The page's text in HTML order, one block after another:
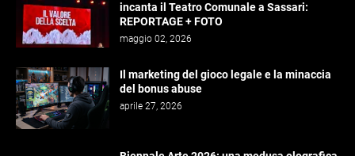
incanta il Teatro Comunale a Sassari:
REPORTAGE + FOTO
maggio 02, 2026
Il marketing del gioco legale e la minaccia
del bonus abuse
aprile 27, 2026